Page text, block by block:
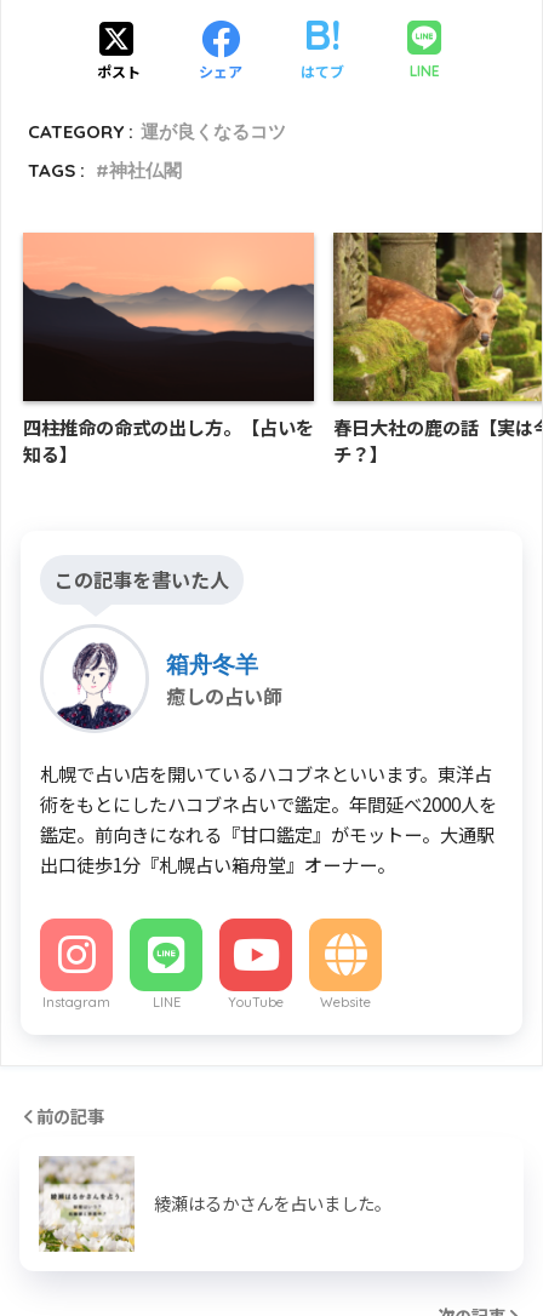
ポスト シェア はてブ LINE
CATEGORY : 運が良くなるコツ
TAGS :
神社仏閣
四柱推命の命式の出し方。【占いを
知る】
春日大社の鹿の話【実は
チ？】
この記事を書いた人
箱舟冬羊
癒しの占い師
札幌で占い店を開いているハコブネといいます。東洋占
術をもとにしたハコブネ占いで鑑定。年間延べ2000人を
鑑定。前向きになれる『甘口鑑定』がモットー。大通駅
出口徒歩1分『札幌占い箱舟堂』オーナー。
Instagram LINE YouTube Website
前の記事
綾瀬はるかさんを占いました。